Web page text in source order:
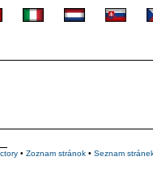
• Zoznam stránok • Seznam